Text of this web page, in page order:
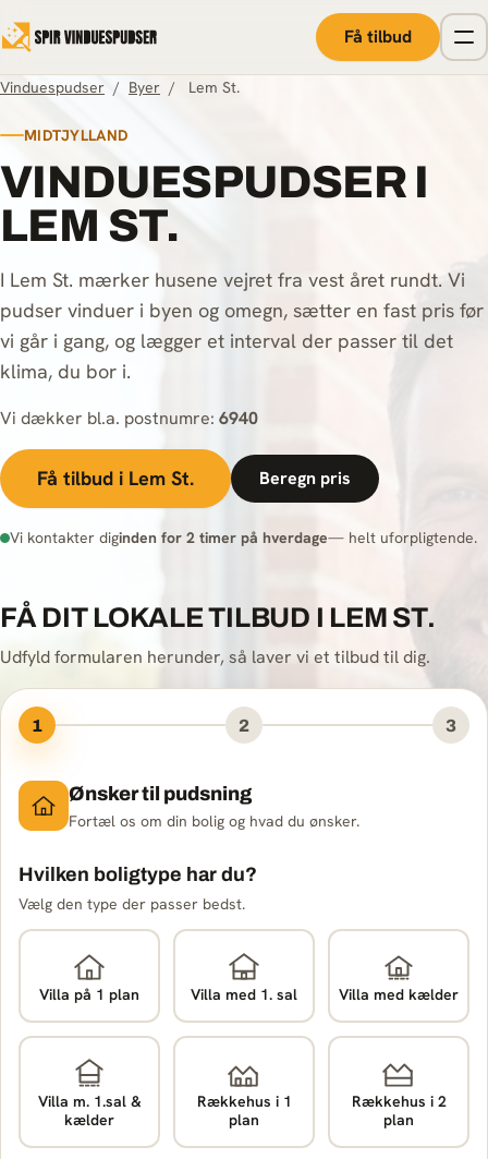
Få tilbud
Vinduespudser / Byer / Lem St.
MIDTJYLLAND
VINDUESPUDSER I
LEM ST.
I Lem St. mærker husene vejret fra vest året rundt. Vi
pudser vinduer i byen og omegn, sætter en fast pris før
vi går i gang, og lægger et interval der passer til det
klima, du bor i.
Vi dækker bl.a. postnumre: 6940
Få tilbud i Lem St. Beregn pris
Vi kontakter diginden for 2 timer på hverdage— helt uforpligtende.
FÅ DIT LOKALE TILBUD I LEM ST.
Udfyld formularen herunder, så laver vi et tilbud til dig.
1 2 3
Ønsker til pudsning
Fortæl os om din bolig og hvad du ønsker.
Hvilken boligtype har du?
Vælg den type der passer bedst.
Villa på 1 plan Villa med 1. sal Villa med kælder
Villa m. 1.sal &
kælder
Rækkehus i 1
plan
Rækkehus i 2
plan